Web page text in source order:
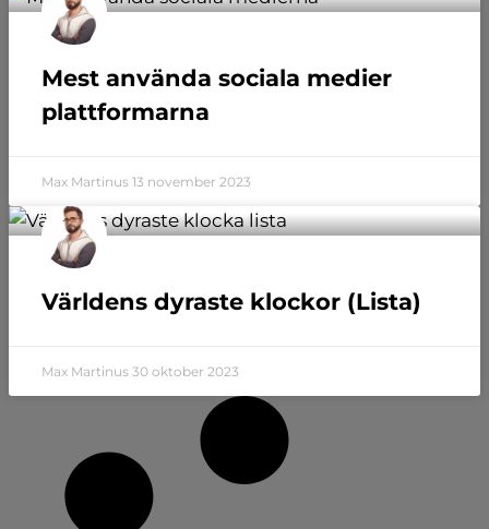
Mest använda sociala medier
plattformarna
Max Martinus 13 november 2023
Världens dyraste klockor (Lista)
Max Martinus 30 oktober 2023